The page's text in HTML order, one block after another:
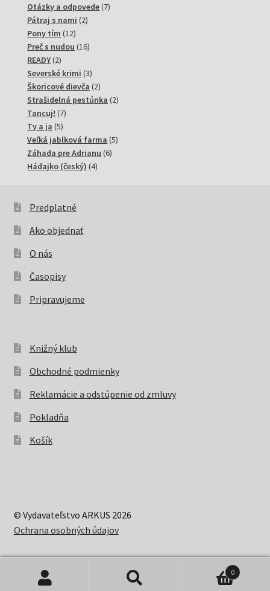
produktov
Otázky a odpovede 77
Pátraj s nami 22
Pony tím 1212
produktov
Preč s nudou 1616
READY 22
produkty
Severské krimi 33
produkty
Škoricové dievča 22
produkty
Strašidelná pestúnka 22
Tancuj! 77
Ty a ja 55
produktov
Veľká jablková farma 55
Záhada pre Adrianu 66
Hádajko (český) 44
Predplatné
Ako objednať
O nás
Časopisy
Pripravujeme
Knižný klub
Obchodné podmienky
Reklamácie a odstúpenie od zmluvy
Pokladňa
Košík
© Vydavateľstvo ARKUS 2026
Ochrana osobných údajov
0